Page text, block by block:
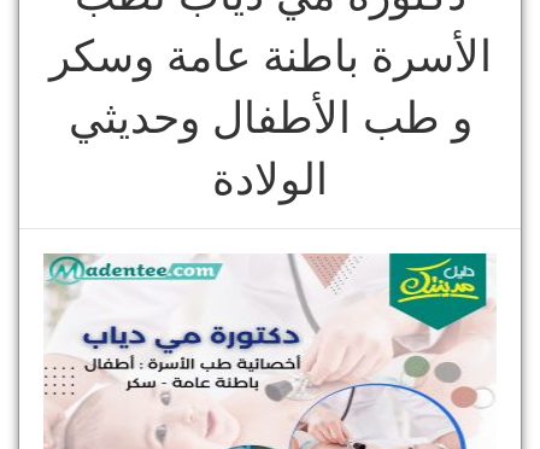
الأسرة باطنة عامة وسكر
و طب الأطفال وحديثي
الولادة